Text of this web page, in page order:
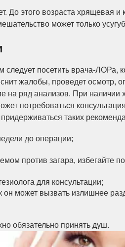
До этого возраста хрящевая и
может только
посетить врача-ЛОРа,
жалобы, проведет осмотр,
на ряд анализов. При наличии
потребоваться
таких
до операции;
против загара, избегайте
для консультации;
он может вызвать излишнее
обязательно принять душ.